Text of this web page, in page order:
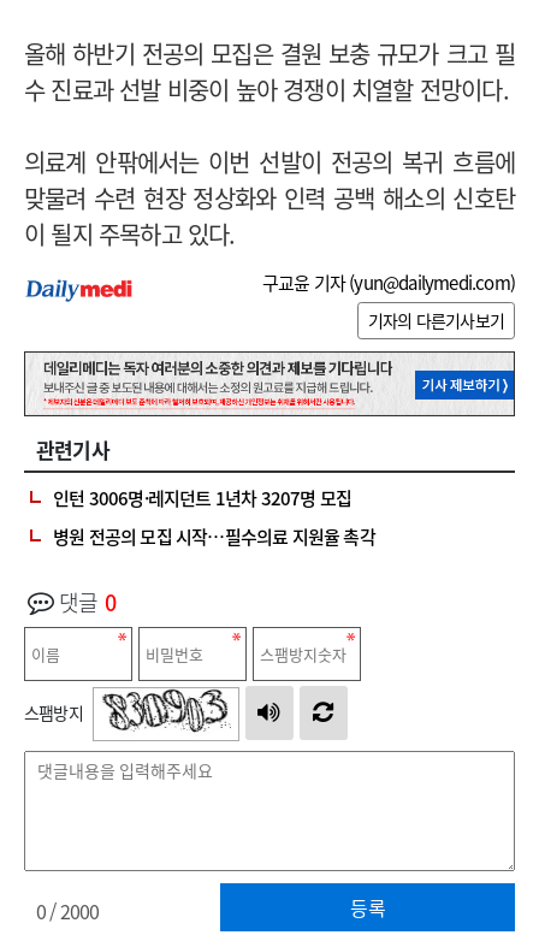
올해 하반기 전공의 모집은 결원 보충 규모가 크고 필
수 진료과 선발 비중이 높아 경쟁이 치열할 전망이다.
의료계 안팎에서는 이번 선발이 전공의 복귀 흐름에
맞물려 수련 현장 정상화와 인력 공백 해소의 신호탄
이 될지 주목하고 있다.
구교윤 기자 (yun@dailymedi.com)
기자의 다른기사보기
관련기사
인턴 3006명·레지던트 1년차 3207명 모집
병원 전공의 모집 시작…필수의료 지원율 촉각
댓글 0
스팸방지
등록
0/ 2000